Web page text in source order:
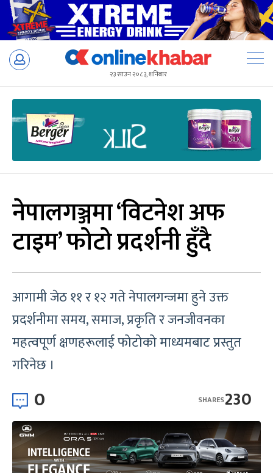
Skip
२३ साउन २०८३, शनिबार
नेपालगञ्जमा ‘विटनेश अफ
टाइम’ फोटो प्रदर्शनी हुँदै
आगामी जेठ ११ र १२ गते नेपालगन्जमा हुने उक्त
प्रदर्शनीमा समय, समाज, प्रकृति र जनजीवनका
महत्वपूर्ण क्षणहरूलाई फोटोको माध्यमबाट प्रस्तुत
गरिनेछ ।
0 230
SHARES